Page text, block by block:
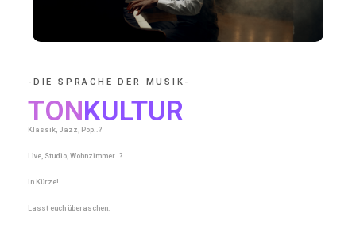
-DIE SPRACHE DER MUSIK-
TONKULTUR
Klassik, Jazz, Pop..?
Live, Studio, Wohnzimmer…?
In Kürze!
Lasst euch überaschen.